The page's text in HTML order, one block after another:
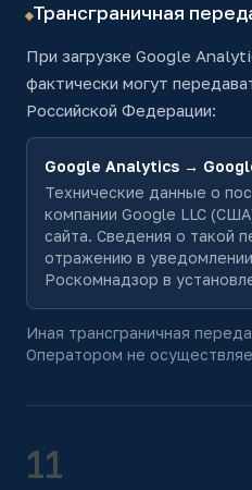
Трансграничная
При загрузке Google
фактически могут
Российской Федерации:
Google Analytics →
Технические данные о
компании Google LLC
сайта. Сведения о такой
отражению в
Роскомнадзор в
Иная трансграничная
Оператором не
11